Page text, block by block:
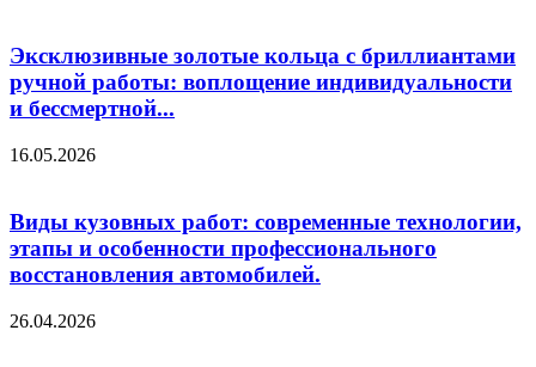
Эксклюзивные золотые кольца с бриллиантами
ручной работы: воплощение индивидуальности
и бессмертной...
16.05.2026
Виды кузовных работ: современные технологии,
этапы и особенности профессионального
восстановления автомобилей.
26.04.2026